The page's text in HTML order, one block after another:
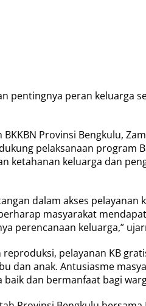
pentingnya peran keluarga
Provinsi Bengkulu,
pelaksanaan program
ketahanan keluarga dan
dalam akses pelayanan
masyarakat
perencanaan keluarga,”
pelayanan KB
dan anak. Antusiasme
dan bermanfaat bagi